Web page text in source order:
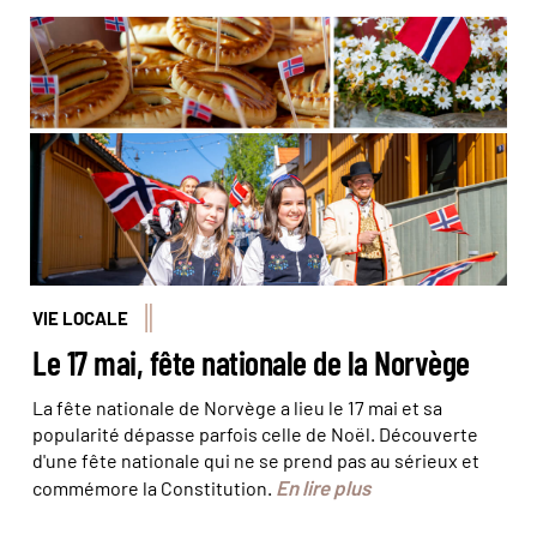
© Катерина Давыдова/ stock.adobe - © Amaiquez
/stock.adobe - © Fredrik Ahlsen/Maverix Media AS/Visit
Norway
VIE LOCALE
Le 17 mai, fête nationale de la Norvège
La fête nationale de Norvège a lieu le 17 mai et sa
popularité dépasse parfois celle de Noël. Découverte
d'une fête nationale qui ne se prend pas au sérieux et
commémore la Constitution. En lire plus